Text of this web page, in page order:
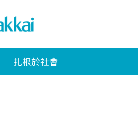
扎根於社會